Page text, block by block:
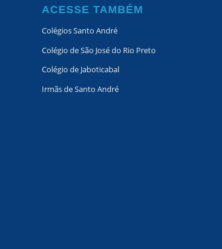
ACESSE TAMBÉM
Colégios Santo André
Colégio de São José do Rio Preto
Colégio de Jaboticabal
Irmãs de Santo André